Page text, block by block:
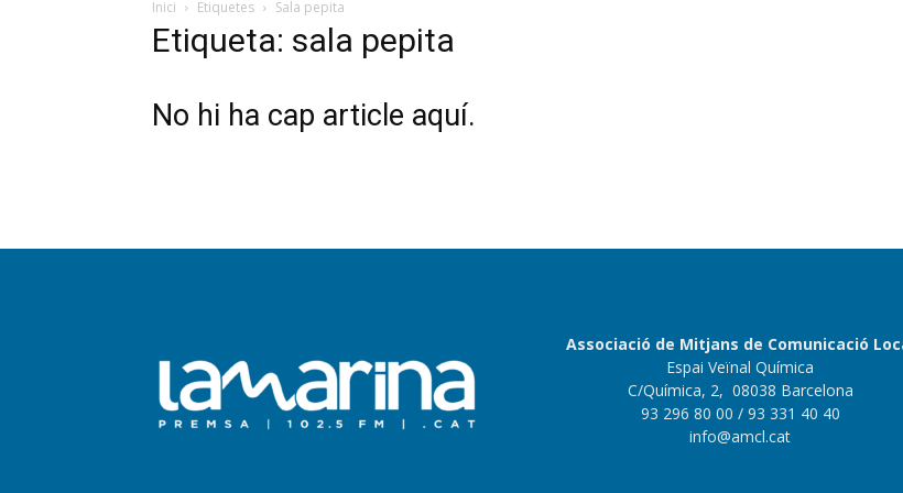
Inici Etiquetes Sala pepita
Etiqueta: sala pepita
No hi ha cap article aquí.
Associació de Mitjans de Comunicació
Espai Veïnal Química
C/Química, 2, 08038 Barcelona
93 296 80 00 / 93 331 40 40
info@amcl.cat